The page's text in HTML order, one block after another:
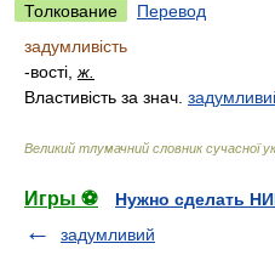
Толкование
Перевод
задумливість
-вості, ж.
Властивість за знач.
Великий тлумачний словник сучасної
Игры ⚽
Нужно сделать
задумливий